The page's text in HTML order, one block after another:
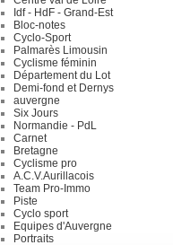
Idf - HdF - Grand-Est
Bloc-notes
Cyclo-Sport
Palmarès Limousin
Cyclisme féminin
Département du Lot
Demi-fond et Dernys
auvergne
Six Jours
Normandie - PdL
Carnet
Bretagne
Cyclisme pro
A.C.V.Aurillacois
Team Pro-Immo
Piste
Cyclo sport
Equipes d'Auvergne
Portraits